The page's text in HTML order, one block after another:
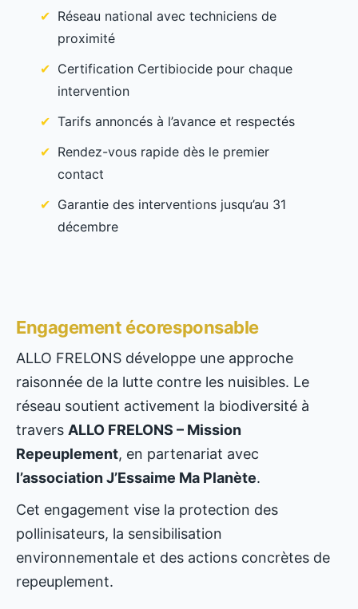
Réseau national avec techniciens de
proximité
Certification Certibiocide pour chaque
intervention
Tarifs annoncés à l’avance et respectés
Rendez-vous rapide dès le premier
contact
Garantie des interventions jusqu’au 31
décembre
Engagement écoresponsable
ALLO FRELONS développe une approche
raisonnée de la lutte contre les nuisibles. Le
réseau soutient activement la biodiversité à
travers ALLO FRELONS – Mission
Repeuplement, en partenariat avec
l’association J’Essaime Ma Planète.
Cet engagement vise la protection des
pollinisateurs, la sensibilisation
environnementale et des actions concrètes de
repeuplement.